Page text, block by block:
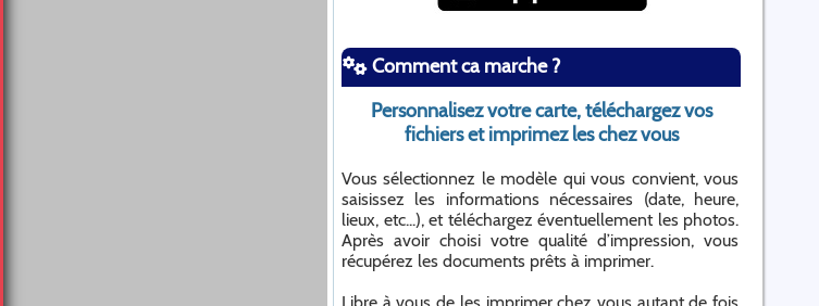
Comment ca marche ?
Personnalisez votre carte, téléchargez vos
fichiers et imprimez les chez vous
Vous sélectionnez le modèle qui vous convient, vous
saisissez les informations nécessaires (date, heure,
lieux, etc...), et téléchargez éventuellement les photos.
Après avoir choisi votre qualité d’impression, vous
récupérez les documents prêts à imprimer.